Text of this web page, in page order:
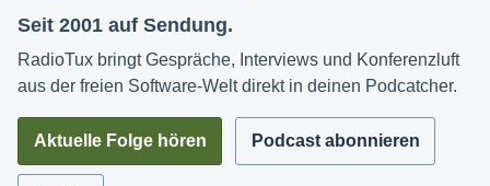
Seit 2001 auf Sendung.
RadioTux bringt Gespräche, Interviews und Konferenzluft
aus der freien Software-Welt direkt in deinen Podcatcher.
Aktuelle Folge hören Podcast abonnieren